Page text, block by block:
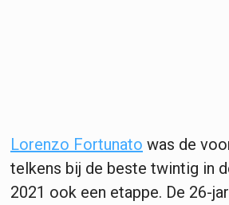
Lorenzo Fortunato was de
telkens bij de beste twintig in
2021 ook een etappe. De 26-